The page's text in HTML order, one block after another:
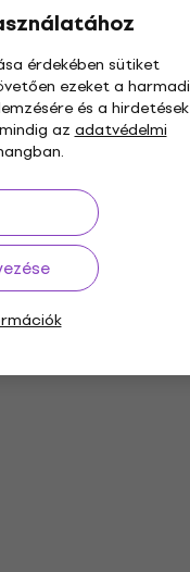
érdekében sütiket
ezeket a
és a hirdetések
azadatvédelmi